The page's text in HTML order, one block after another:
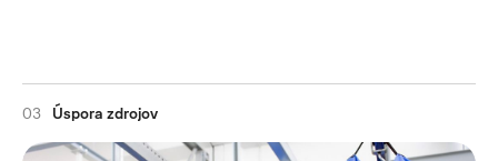
03 Úspora zdrojov